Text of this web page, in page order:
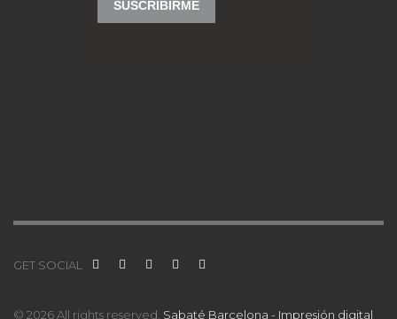
GET SOCIAL
© 2026 All rights reserved. Sabaté Barcelona - Impresión digital